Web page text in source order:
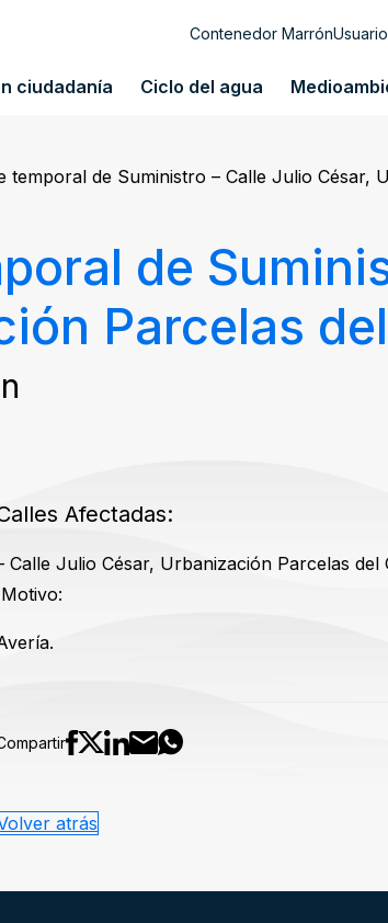
Contenedor Marrón
ciudadanía Ciclo del agua
temporal de Suministro – Calle Julio César,
de
Parcelas
Afectadas:
Calle Julio César, Urbanización Parcelas del
Motivo:
atrás